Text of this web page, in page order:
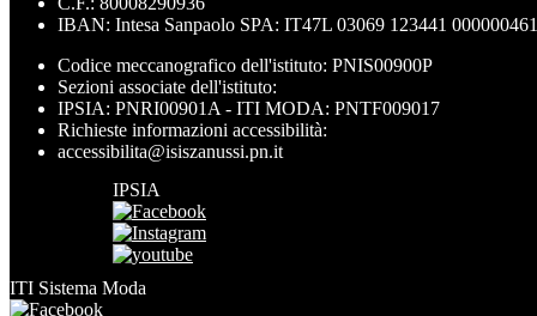
IBAN: Intesa Sanpaolo SPA: IT47L 03069 123441
Codice meccanografico dell'istituto: PNIS00900P
Sezioni associate dell'istituto:
IPSIA: PNRI00901A - ITI MODA: PNTF009017
Richieste informazioni accessibilità:
accessibilita@isiszanussi.pn.it
IPSIA
ITI Sistema Moda